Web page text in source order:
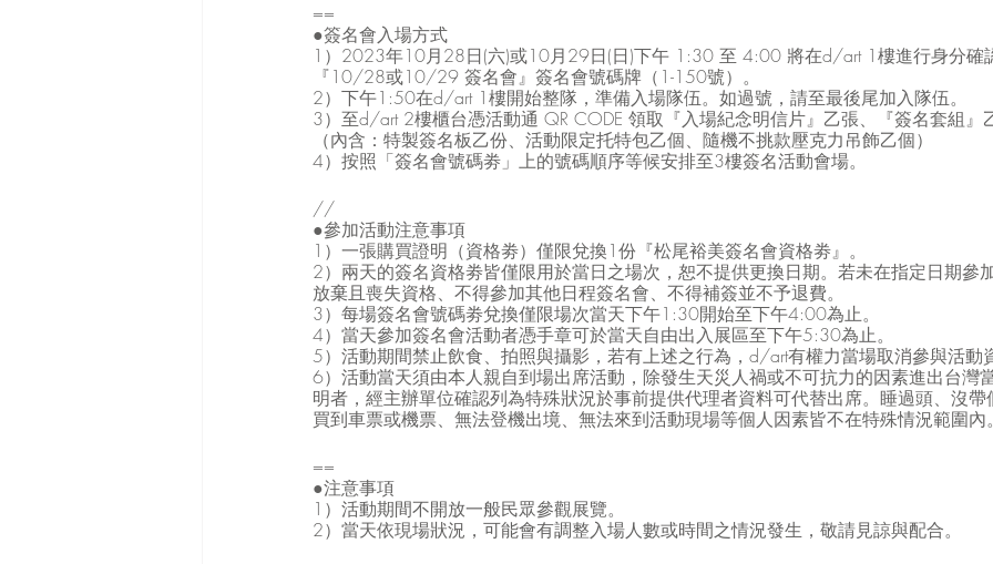
==
●簽名會入場方式
1）2023年10月28日(六)或10月29日(日)下午 1:30 至 4:00 將在d/art 1樓進行身分確
『10/28或10/29 簽名會』簽名會號碼牌（1-150號）。
2）下午1:50在d/art 1樓開始整隊，準備入場隊伍。如過號，請至最後尾加入隊伍。
3）至d/art 2樓櫃台憑活動通 QR CODE 領取『入場紀念明信片』乙張、『簽名套組』
（內含：特製簽名板乙份、活動限定托特包乙個、隨機不挑款壓克力吊飾乙個）
4）按照「簽名會號碼劵」上的號碼順序等候安排至3樓簽名活動會場。
//
●參加活動注意事項
1）一張購買證明（資格劵）僅限兌換1份『松尾裕美簽名會資格劵』。
2）兩天的簽名資格劵皆僅限用於當日之場次，恕不提供更換日期。若未在指定日期參
放棄且喪失資格、不得參加其他日程簽名會、不得補簽並不予退費。
3）每場簽名會號碼劵兌換僅限場次當天下午1:30開始至下午4:00為止。
4）當天參加簽名會活動者憑手章可於當天自由出入展區至下午5:30為止。
5）活動期間禁止飲食、拍照與攝影，若有上述之行為，d/art有權力當場取消參與活動
6）活動當天須由本人親自到場出席活動，除發生天災人禍或不可抗力的因素進出台灣
明者，經主辦單位確認列為特殊狀況於事前提供代理者資料可代替出席。睡過頭、沒
買到車票或機票、無法登機出境、無法來到活動現場等個人因素皆不在特殊情況範圍內
==
●注意事項
1）活動期間不開放一般民眾參觀展覽。
2）當天依現場狀況，可能會有調整入場人數或時間之情況發生，敬請見諒與配合。